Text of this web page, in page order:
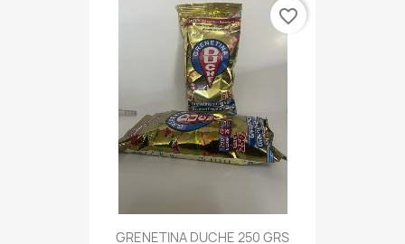
GRENETINA DUCHE 250 GRS
favorite_border